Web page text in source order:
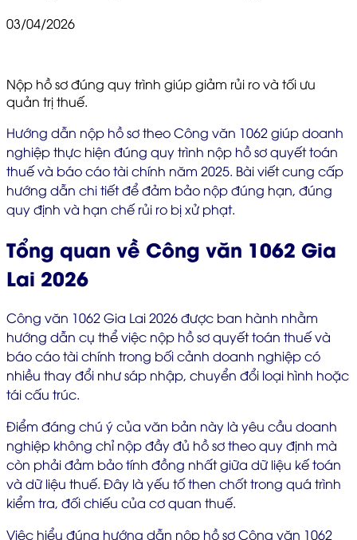
03/04/2026
Nộp hồ sơ đúng quy trình giúp giảm rủi ro và tối ưu
quản trị thuế.
Hướng dẫn nộp hồ sơ theo Công văn 1062 giúp doanh
nghiệp thực hiện đúng quy trình nộp hồ sơ quyết toán
thuế và báo cáo tài chính năm 2025. Bài viết cung cấp
hướng dẫn chi tiết để đảm bảo nộp đúng hạn, đúng
quy định và hạn chế rủi ro bị xử phạt.
Tổng quan về Công văn 1062 Gia
Lai 2026
Công văn 1062 Gia Lai 2026 được ban hành nhằm
hướng dẫn cụ thể việc nộp hồ sơ quyết toán thuế và
báo cáo tài chính trong bối cảnh doanh nghiệp có
nhiều thay đổi như sáp nhập, chuyển đổi loại hình hoặc
tái cấu trúc.
Điểm đáng chú ý của văn bản này là yêu cầu doanh
nghiệp không chỉ nộp đầy đủ hồ sơ theo quy định mà
còn phải đảm bảo tính đồng nhất giữa dữ liệu kế toán
và dữ liệu thuế. Đây là yếu tố then chốt trong quá trình
kiểm tra, đối chiếu của cơ quan thuế.
Việc hiểu đúng hướng dẫn nộp hồ sơ Công văn 1062